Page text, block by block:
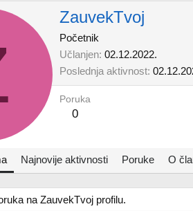
ZauvekTvoj
Početnik
Učlanjen 02.12.2022.
Poslednja aktivnost
Poruka
0
Najnovije aktivnosti Poruke O
na ZauvekTvoj profilu.